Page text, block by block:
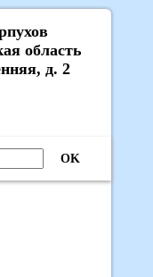
область
д. 2
OK